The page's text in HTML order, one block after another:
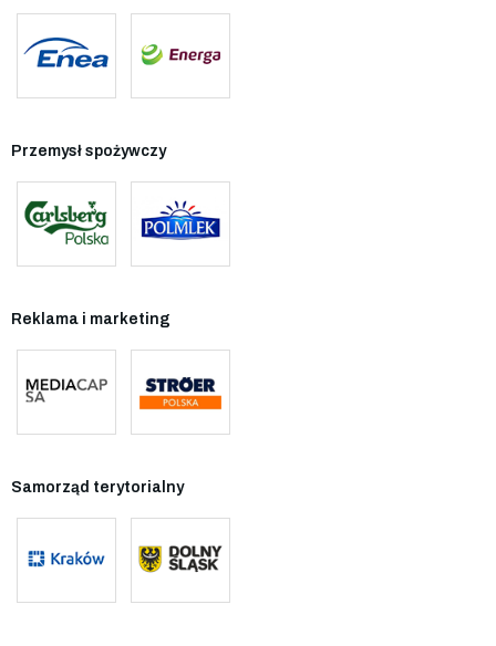
Przemysł spożywczy
Reklama i marketing
Samorząd terytorialny